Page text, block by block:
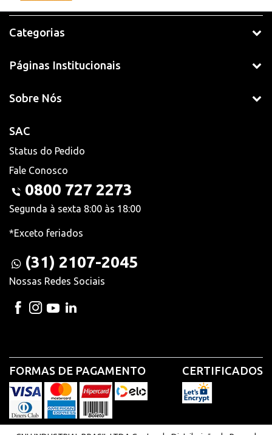
Categorias
Páginas Institucionais
Sobre Nós
SAC
Status do Pedido
Fale Conosco
0800 727 2273
Segunda à sexta 8:00 às 18:00
*Exceto feriados
(31) 2107-2045
Nossas Redes Sociais
FORMAS DE PAGAMENTO CERTIFICADOS